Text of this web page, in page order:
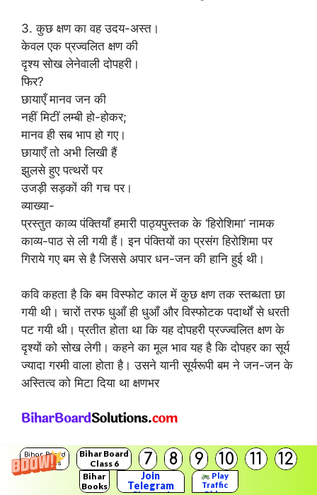
Bihar Board
Solutions
Bihar Board
Class 6
7 8 9 10 11 12
Bihar
Books
Join
Telegram
Play
Traffic
3. कुछ क्षण का वह उदय-अस्त।
केवल एक प्रज्वलित क्षण की
दृश्य सोख लेनेवाली दोपहरी।
फिर?
छायाएँ मानव जन की
नहीं मिटीं लम्बी हो-होकर;
मानव ही सब भाप हो गए।
छायाएँ तो अभी लिखी हैं
झुलसे हुए पत्थरों पर
उजड़ी सड़कों की गच पर।
व्याख्या-
प्रस्तुत काव्य पंक्तियाँ हमारी पाठ्यपुस्तक के ‘हिरोशिमा’ नामक
काव्य-पाठ से ली गयी हैं। इन पंक्तियों का प्रसंग हिरोशिमा पर
गिराये गए बम से है जिससे अपार धन-जन की हानि हुई थी।
कवि कहता है कि बम विस्फोट काल में कुछ क्षण तक स्तब्धता छा
गयी थी। चारों तरफ धुआँ ही धुआँ और विस्फोटक पदार्थों से धरती
पट गयी थी। प्रतीत होता था कि यह दोपहरी प्रज्ज्वलित क्षण के
दृश्यों को सोख लेगी। कहने का मूल भाव यह है कि दोपहर का सूर्य
ज्यादा गरमी वाला होता है। उसने यानी सूर्यरूपी बम ने जन-जन के
अस्तित्व को मिटा दिया था क्षणभर
प्रश्न 4.
मानव का रचा हुआ सूरज
मानव को भाप बनाकर सोख गया।